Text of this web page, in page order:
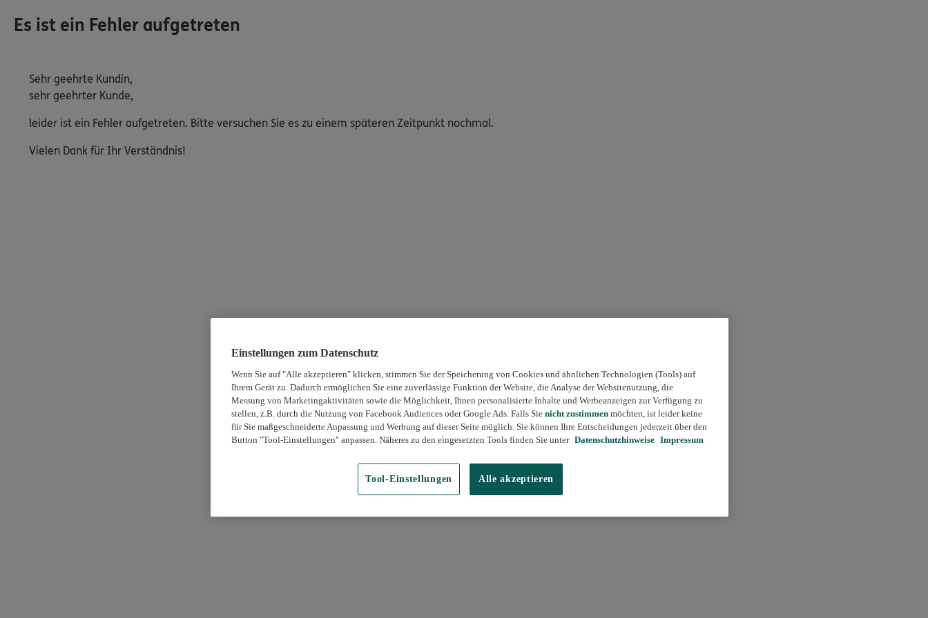
Es ist ein Fehler aufgetreten
Sehr geehrte Kundin,
sehr geehrter Kunde,
leider ist ein Fehler aufgetreten. Bitte versuchen Sie es zu einem späteren Zeitpunkt nochmal.
Vielen Dank für Ihr Verständnis!
Einstellungen zum Datenschutz
Wenn Sie auf "Alle akzeptieren" klicken, stimmen Sie der Speicherung von Cookies und ähnlichen Technologien (Tools) auf
Ihrem Gerät zu. Dadurch ermöglichen Sie eine zuverlässige Funktion der Website, die Analyse der Websitenutzung, die
Messung von Marketingaktivitäten sowie die Möglichkeit, Ihnen personalisierte Inhalte und Werbeanzeigen zur Verfügung zu
stellen, z.B. durch die Nutzung von Facebook Audiences oder Google Ads. Falls Sie nicht zustimmen möchten, ist leider keine
für Sie maßgeschneiderte Anpassung und Werbung auf dieser Seite möglich. Sie können Ihre Entscheidungen jederzeit über den
Button "Tool-Einstellungen" anpassen. Näheres zu den eingesetzten Tools finden Sie unter Datenschutzhinweise Impressum
Tool-Einstellungen Alle akzeptieren